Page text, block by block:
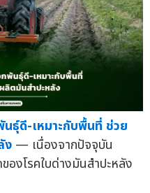
ธุ์ดี-เหมาะกับพื้นที่ ช่วย
ง — เนื่องจากปัจจุบัน
องโรคใบด่างมันสำปะหลัง